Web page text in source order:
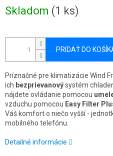
cena:
Skladom (1 ks)
PRIDAŤ DO
Príznačné pre klimatizácie Wind
ich bezprievanovýsystém
nájdete ovládanie pomocou
vzduchu pomocou Easy Filter
Váš komfort o niečo vyšší -
mobilného telefónu.
Detailné informácie